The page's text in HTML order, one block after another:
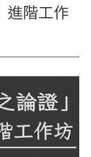
進階工作